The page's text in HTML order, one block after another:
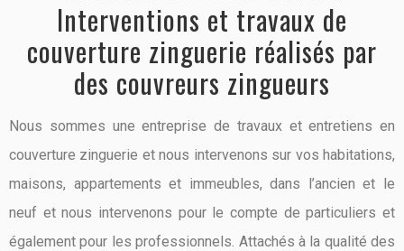
Interventions et travaux de
couverture zinguerie réalisés par
des couvreurs zingueurs
Nous sommes une entreprise de travaux et entretiens en
couverture zinguerie et nous intervenons sur vos habitations,
maisons, appartements et immeubles, dans l’ancien et le
neuf et nous intervenons pour le compte de particuliers et
également pour les professionnels. Attachés à la qualité des